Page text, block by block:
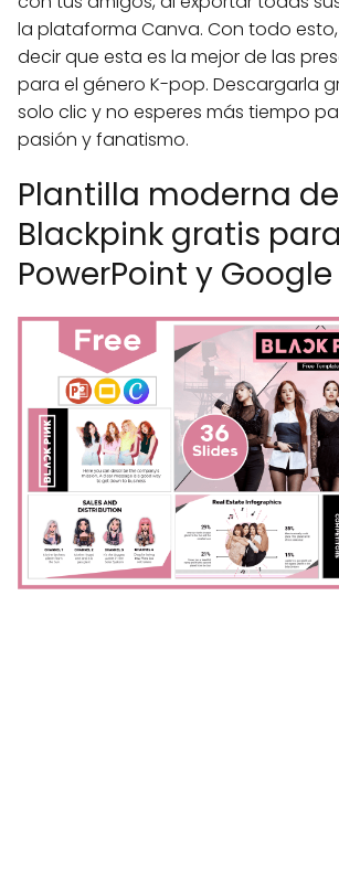
la plataforma Canva. Con todo
decir que esta es la mejor de las
para el género K-pop. Descargarla
solo clic y no esperes más tiempo
pasión y fanatismo.
Plantilla moderna de
Blackpink gratis para
PowerPoint y